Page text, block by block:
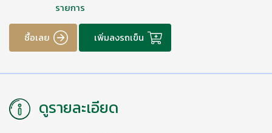
รายการ
ซื้อเลย เพิ่มลงรถเข็น
ดูรายละเอียด